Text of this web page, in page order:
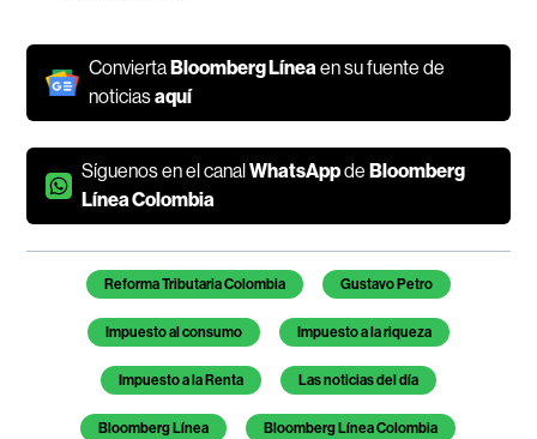
ConviertaBloomberg Líneaen su fuente de
noticiasaquí
Síguenos en el canalWhatsAppdeBloomberg
Línea Colombia
Temas de este artículo
Reforma Tributaria Colombia Gustavo Petro
Impuesto al consumo Impuesto a la riqueza
Impuesto a la Renta Las noticias del día
Bloomberg Línea Bloomberg Línea Colombia